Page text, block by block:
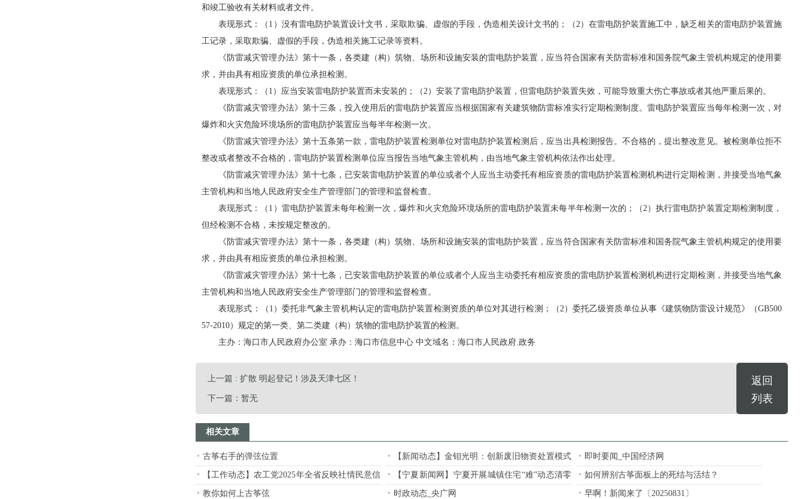
和竣工验收有关材料或者文件。
表现形式：（1）没有雷电防护装置设计文书，采取欺骗、虚假的手段，伪造相关设计文书的；（2）在雷电防护装置施工中，缺乏相关的雷电防护装置施
工记录，采取欺骗、虚假的手段，伪造相关施工记录等资料。
《防雷减灾管理办法》第十一条，各类建（构）筑物、场所和设施安装的雷电防护装置，应当符合国家有关防雷标准和国务院气象主管机构规定的使用要
求，并由具有相应资质的单位承担检测。
表现形式：（1）应当安装雷电防护装置而未安装的；（2）安装了雷电防护装置，但雷电防护装置失效，可能导致重大伤亡事故或者其他严重后果的。
《防雷减灾管理办法》第十三条，投入使用后的雷电防护装置应当根据国家有关建筑物防雷标准实行定期检测制度。雷电防护装置应当每年检测一次，对
爆炸和火灾危险环境场所的雷电防护装置应当每半年检测一次。
《防雷减灾管理办法》第十五条第一款，雷电防护装置检测单位对雷电防护装置检测后，应当出具检测报告。不合格的，提出整改意见。被检测单位拒不
整改或者整改不合格的，雷电防护装置检测单位应当报告当地气象主管机构，由当地气象主管机构依法作出处理。
《防雷减灾管理办法》第十七条，已安装雷电防护装置的单位或者个人应当主动委托有相应资质的雷电防护装置检测机构进行定期检测，并接受当地气象
主管机构和当地人民政府安全生产管理部门的管理和监督检查。
表现形式：（1）雷电防护装置未每年检测一次，爆炸和火灾危险环境场所的雷电防护装置未每半年检测一次的；（2）执行雷电防护装置定期检测制度，
但经检测不合格，未按规定整改的。
《防雷减灾管理办法》第十一条，各类建（构）筑物、场所和设施安装的雷电防护装置，应当符合国家有关防雷标准和国务院气象主管机构规定的使用要
求，并由具有相应资质的单位承担检测。
《防雷减灾管理办法》第十七条，已安装雷电防护装置的单位或者个人应当主动委托有相应资质的雷电防护装置检测机构进行定期检测，并接受当地气象
主管机构和当地人民政府安全生产管理部门的管理和监督检查。
表现形式：（1）委托非气象主管机构认定的雷电防护装置检测资质的单位对其进行检测；（2）委托乙级资质单位从事《建筑物防雷设计规范》（GB500
57-2010）规定的第一类、第二类建（构）筑物的雷电防护装置的检测。
主办：海口市人民政府办公室 承办：海口市信息中心 中文域名：海口市人民政府.政务
上一篇 : 扩散 明起登记！涉及天津七区！
下一篇：暂无
返回
列表
相关文章
古筝右手的弹弦位置
【新闻动态】金钼光明：创新废旧物资处置模式
市场化竞标激活资
即时要闻_中国经济网
【工作动态】农工党2025年全省反映社情民意信
息工作现场推进
【宁夏新闻网】宁夏开展城镇住宅“难”动态清零
行动
如何辨别古筝面板上的死结与活结？
教你如何上古筝弦 时政动态_央广网 早啊！新闻来了〔20250831〕